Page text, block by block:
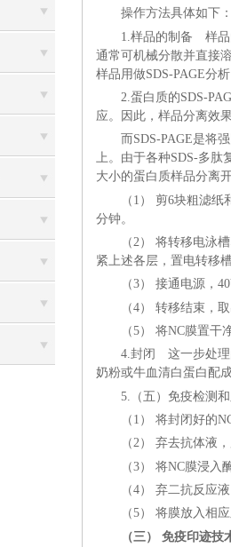
操作方法具体如下
1.样品的制备 样品
通常可机械分散并直接
样品用做SDS-PAGE分
2.蛋白质的SDS-
应。因此，样品分离效
而 SDS-PAGE是将
上。由于各种SDS-多肽
大小的蛋白质样品分离
（1） 剪6块粗滤
分钟。
（2） 将转移电泳
紧上述各层，置电转移
（3） 接通电源，
（4） 转移结束，
（5） 将NC膜置
4.封闭 这一步处理
奶粉或牛血清白蛋白配
5.（五）免疫检测
（1） 将封闭好的
（2） 弃去抗体液
（3） 将NC膜浸
（4） 弃二抗反应
（5） 将膜放入相
（三） 免疫印迹